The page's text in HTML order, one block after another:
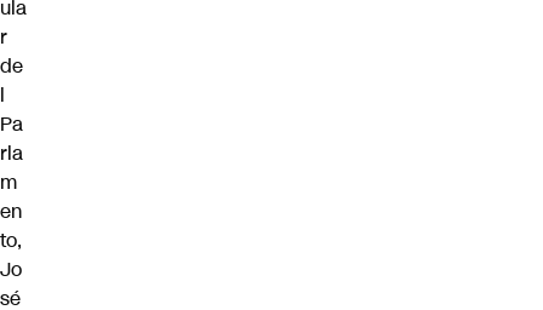
ula
r
de
l
Pa
rla
m
en
to,
Jo
sé